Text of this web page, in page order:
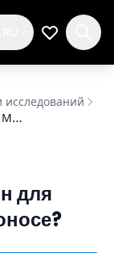
Мой
Какой лучший район для проживания на Миконосе?
для